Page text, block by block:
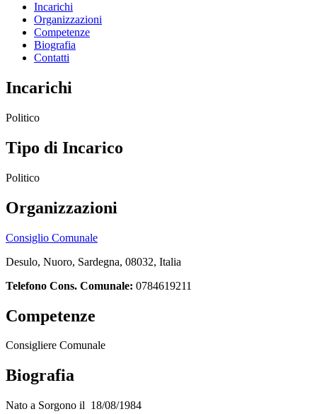
Incarichi
Organizzazioni
Competenze
Biografia
Contatti
Incarichi
Politico
Tipo di Incarico
Politico
Organizzazioni
Consiglio Comunale
Desulo, Nuoro, Sardegna, 08032, Italia
Telefono Cons. Comunale: 0784619211
Competenze
Consigliere Comunale
Biografia
Nato a Sorgono il 18/08/1984